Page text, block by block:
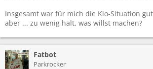
Insgesamt war für mich die Klo-Situation
aber ... zu wenig halt, was willst machen?
Fatbot
Parkrocker